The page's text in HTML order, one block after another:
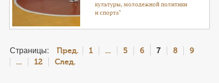
культуры, молодежной политики
и спорта"
Страницы: Пред. 1 ... 5 6 7 8
9
...
12 След.